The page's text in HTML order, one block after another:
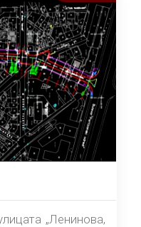
„Ленинова,